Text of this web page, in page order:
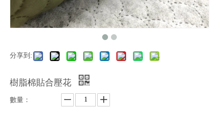
分享到:
樹脂棉貼合壓花
數量：